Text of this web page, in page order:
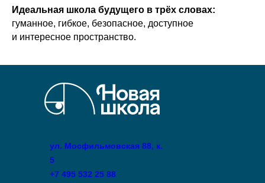
Идеальная школа будущего в трёх словах:
гуманное, гибкое, безопасное, доступное
и интересное пространство.
ул. Мосфильмовская 88, к.
5
+7 495 532 25 88